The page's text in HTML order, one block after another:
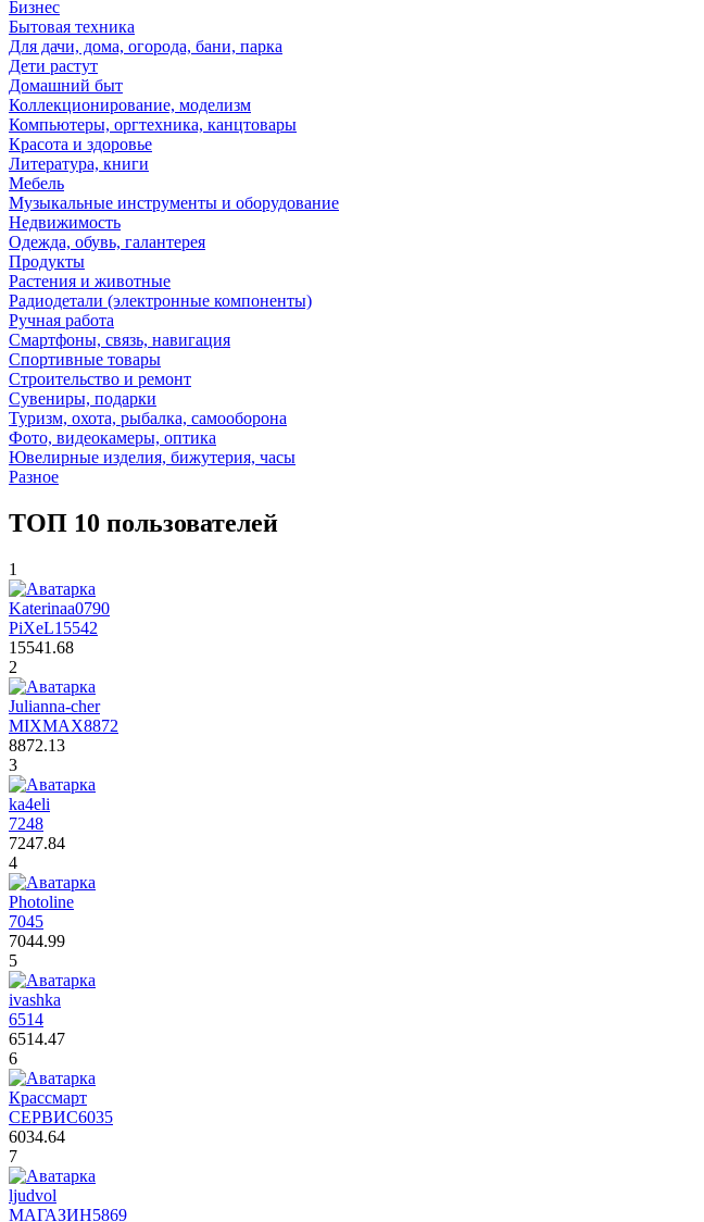
Бизнес
Бытовая техника
Для дачи, дома, огорода, бани, парка
Дети растут
Домашний быт
Коллекционирование, моделизм
Компьютеры, оргтехника, канцтовары
Красота и здоровье
Литература, книги
Мебель
Музыкальные инструменты и оборудование
Недвижимость
Одежда, обувь, галантерея
Продукты
Растения и животные
Радиодетали (электронные компоненты)
Ручная работа
Смартфоны, связь, навигация
Спортивные товары
Строительство и ремонт
Сувениры, подарки
Туризм, охота, рыбалка, самооборона
Фото, видеокамеры, оптика
Ювелирные изделия, бижутерия, часы
Разное
ТОП 10 пользователей
1
Katerinaa0790
PiXeL15542
15541.68
2
Julianna-cher
MIXMAX8872
8872.13
3
ka4eli
7248
7247.84
4
Photoline
7045
7044.99
5
ivashka
6514
6514.47
6
Крассмарт
СЕРВИС6035
6034.64
7
ljudvol
МАГАЗИН5869